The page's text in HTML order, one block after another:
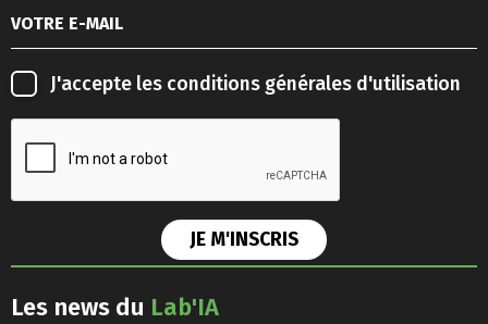
J'accepte les conditions générales d'utilisation
Les news du Lab'IA